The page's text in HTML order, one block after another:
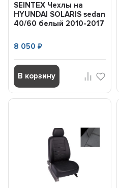
SEINTEX Чехлы на
HYUNDAI SOLARIS sedan
40/60 белый 2010-2017
8 050₽
В корзину